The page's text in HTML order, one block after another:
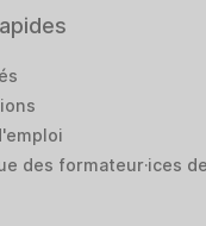
des formateur·ices